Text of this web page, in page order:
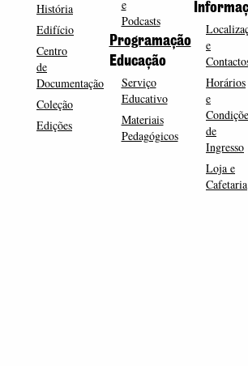
História
Edifício
Centro
de
Documentação
Coleção
Edições
e
Podcasts
Programação
Educação
Serviço
Educativo
Materiais
Pedagógicos
e
Horários
e
de
Ingresso
Loja e
Cafetaria